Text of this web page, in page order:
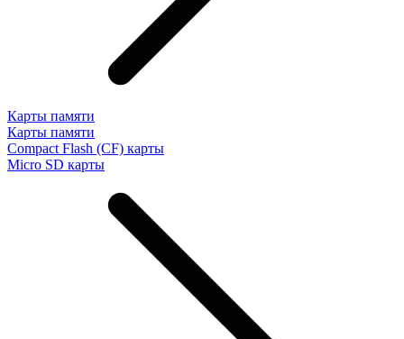
Карты памяти
Карты памяти
Compact Flash (CF) карты
Micro SD карты